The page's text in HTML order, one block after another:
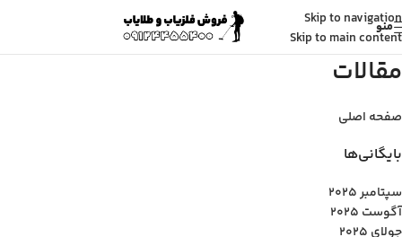
Skip to navigation
Skip to main content
منو
مقالات
صفحه اصلی
بایگانی‌ها
سپتامبر 2025
آگوست 2025
جولای 2025